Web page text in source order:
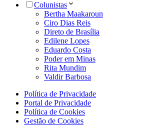
Colunistas
Bertha Maakaroun
Ciro Dias Reis
Direto de Brasília
Edilene Lopes
Eduardo Costa
Poder em Minas
Rita Mundim
Valdir Barbosa
Política de Privacidade
Portal de Privacidade
Política de Cookies
Gestão de Cookies